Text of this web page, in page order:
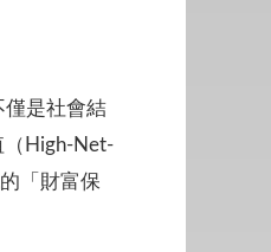
僅是社會結
（High-Net-
「財富保